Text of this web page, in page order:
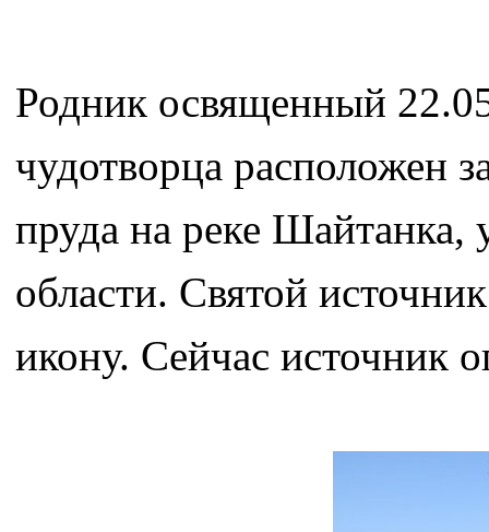
Родник освященный
чудотворца расположен
пруда на реке Шайтанка,
области. Святой
икону. Сейчас источник